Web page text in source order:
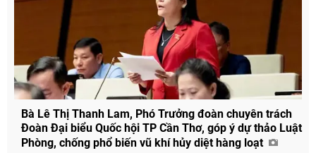
Bà Lê Thị Thanh Lam, Phó Trưởng đoàn chuyên trách
Đoàn Đại biểu Quốc hội TP Cần Thơ, góp ý dự thảo Luật
Phòng, chống phổ biến vũ khí hủy diệt hàng loạt